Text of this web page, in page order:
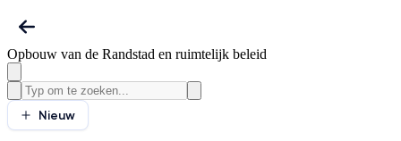
Opbouw van de Randstad en ruimtelijk beleid
Nieuw